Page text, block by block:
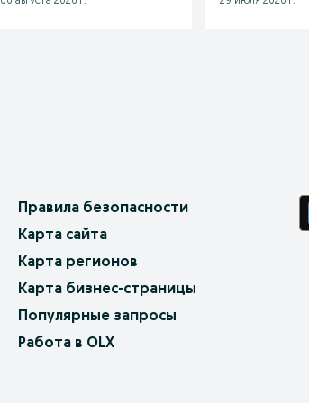
Правила безопасности
Карта сайта
Карта регионов
Карта бизнес-страницы
Популярные запросы
Работа в OLX